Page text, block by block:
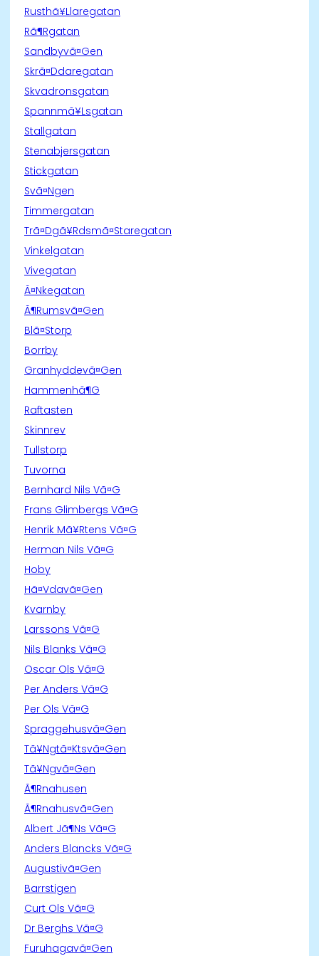
Rusthã¥Llaregatan
Rã¶Rgatan
Sandbyvã¤Gen
Skrã¤Ddaregatan
Skvadronsgatan
Spannmã¥Lsgatan
Stallgatan
Stenabjersgatan
Stickgatan
Svã¤Ngen
Timmergatan
Trã¤Dgã¥Rdsmã¤Staregatan
Vinkelgatan
Vivegatan
Ã¤Nkegatan
Ã¶Rumsvã¤Gen
Blã¤Storp
Borrby
Granhyddevã¤Gen
Hammenhã¶G
Raftasten
Skinnrev
Tullstorp
Tuvorna
Bernhard Nils Vã¤G
Frans Glimbergs Vã¤G
Henrik Mã¥Rtens Vã¤G
Herman Nils Vã¤G
Hoby
Hã¤Vdavã¤Gen
Kvarnby
Larssons Vã¤G
Nils Blanks Vã¤G
Oscar Ols Vã¤G
Per Anders Vã¤G
Per Ols Vã¤G
Spraggehusvã¤Gen
Tã¥Ngtã¤Ktsvã¤Gen
Tã¥Ngvã¤Gen
Ã¶Rnahusen
Ã¶Rnahusvã¤Gen
Albert Jã¶Ns Vã¤G
Anders Blancks Vã¤G
Augustivã¤Gen
Barrstigen
Curt Ols Vã¤G
Dr Berghs Vã¤G
Furuhagavã¤Gen